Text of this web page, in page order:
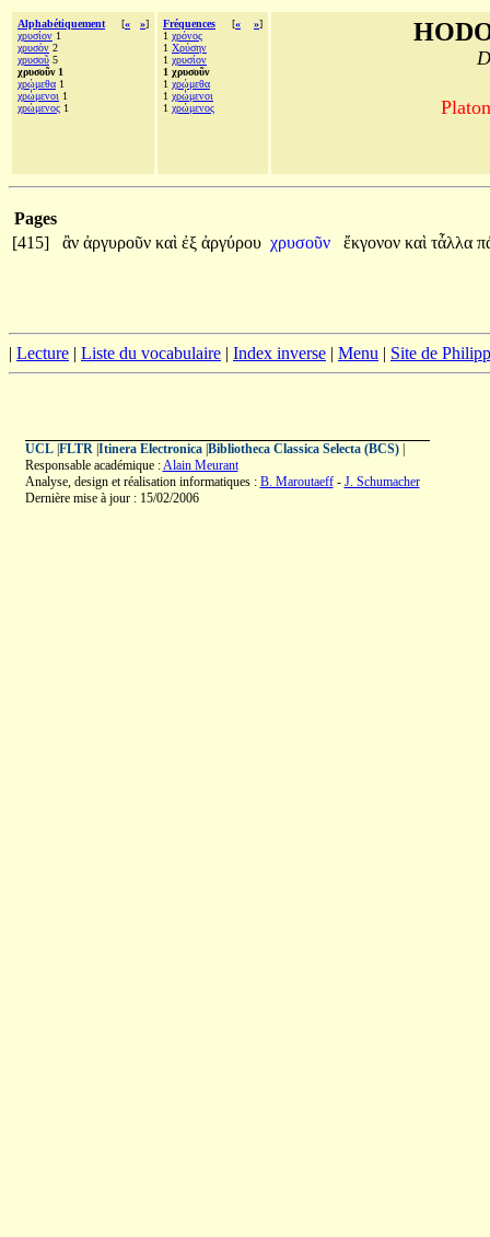
Alphabétiquement [« »]
χρυσίον 1
χρυσὸν 2
χρυσοῦ 5
χρυσοῦν 1
χρῴμεθα 1
χρώμενοι 1
χρώμενος 1
Fréquences [« »]
1 χρόνος
1 Χρύσην
1 χρυσίον
1 χρυσοῦν
1 χρῴμεθα
1 χρώμενοι
1 χρώμενος
Pages
[415]
ἂν ἀργυροῦν καὶ ἐξ ἀργύρου χρυσοῦν ἔκγονον καὶ τἆλλα
| Lecture | Liste du vocabulaire | Index inverse | Menu | Site de
UCL| FLTR| Itinera Electronica| Bibliotheca Classica Selecta (BCS)|
Responsable académique :Alain Meurant
Analyse, design et réalisation informatiques : B. Maroutaeff- J. Schumacher
Dernière mise à jour : 15/02/2006